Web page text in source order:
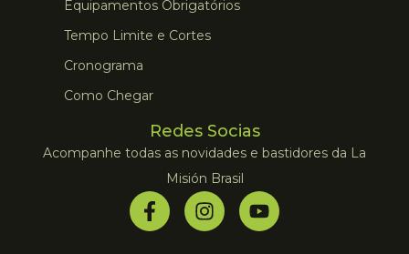
Equipamentos Obrigatórios
Tempo Limite e Cortes
Cronograma
Como Chegar
Redes Socias
Acompanhe todas as novidades e bastidores da La
Misión Brasil